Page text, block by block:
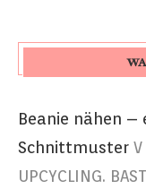
Beanie nähen
Schnittmuster
UPCYCLING.